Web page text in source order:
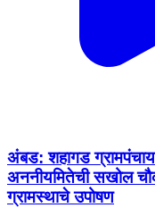
अंबड: शहागड
अननीयमितेची सखोल
ग्रामस्थाचे उपोषण